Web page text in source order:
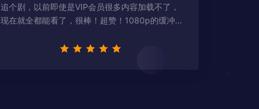
追个剧，以前即使是VIP会员很多内容加载不了，
现在就全都能看了，很棒！超赞！1080p的缓冲完